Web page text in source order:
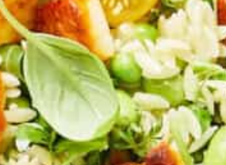
hoofdgerechten
desserts
drankjes
alle
zomer
slow